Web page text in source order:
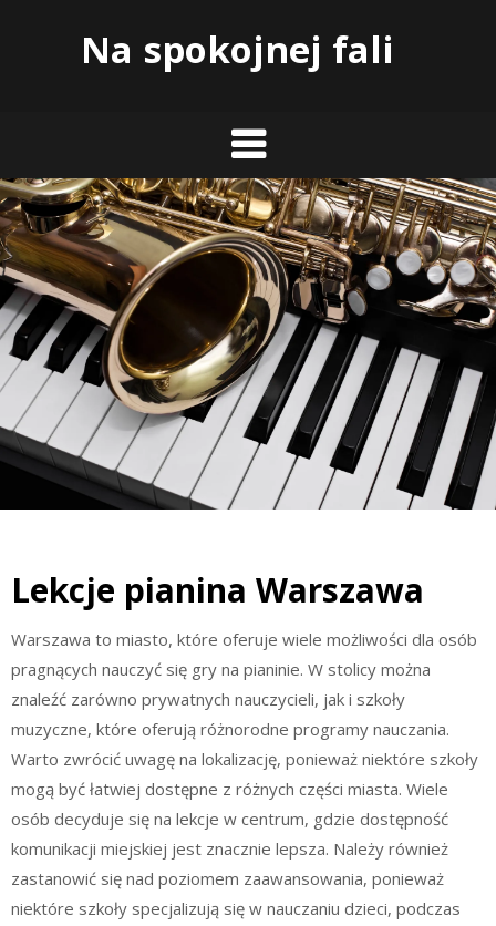
Na spokojnej fali
Lekcje pianina Warszawa
Warszawa to miasto, które oferuje wiele możliwości dla osób
pragnących nauczyć się gry na pianinie. W stolicy można
znaleźć zarówno prywatnych nauczycieli, jak i szkoły
muzyczne, które oferują różnorodne programy nauczania.
Warto zwrócić uwagę na lokalizację, ponieważ niektóre szkoły
mogą być łatwiej dostępne z różnych części miasta. Wiele
osób decyduje się na lekcje w centrum, gdzie dostępność
komunikacji miejskiej jest znacznie lepsza. Należy również
zastanowić się nad poziomem zaawansowania, ponieważ
niektóre szkoły specjalizują się w nauczaniu dzieci, podczas